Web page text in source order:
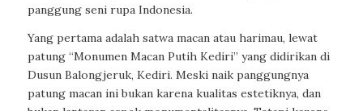
panggung seni rupa Indonesia.
Yang pertama adalah satwa macan atau harimau, lewat
patung “Monumen Macan Putih Kediri” yang didirikan di
Dusun Balongjeruk, Kediri. Meski naik panggungnya
patung macan ini bukan karena kualitas estetiknya, dan